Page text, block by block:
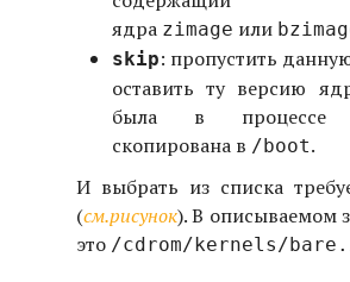
ядра zimage или
skip: пропустить
оставить ту версию
была в процессе
скопирована в /boot.
И выбрать из списка
(см.рисунок). В описываемом
это /cdrom/kernels/